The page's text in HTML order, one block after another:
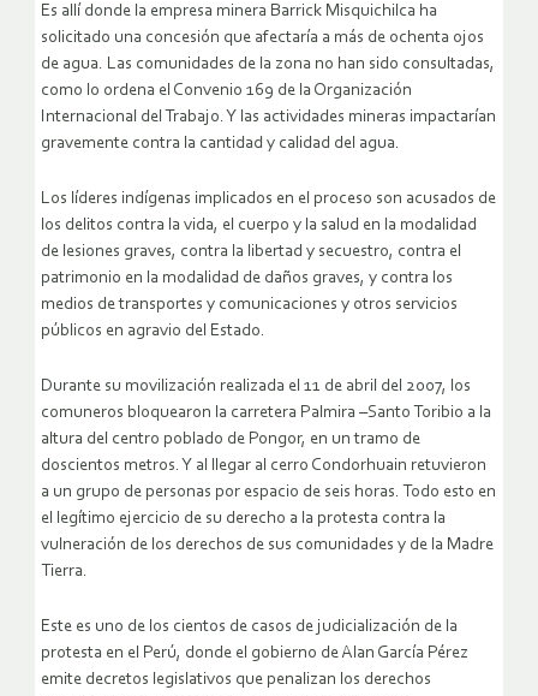
Es allí donde la empresa minera Barrick Misquichilca ha
solicitado una concesión que afectaría a más de ochenta ojos
de agua. Las comunidades de la zona no han sido consultadas,
como lo ordena el Convenio 169 de la Organización
Internacional del Trabajo. Y las actividades mineras impactarían
gravemente contra la cantidad y calidad del agua.
Los líderes indígenas implicados en el proceso son acusados de
los delitos contra la vida, el cuerpo y la salud en la modalidad
de lesiones graves, contra la libertad y secuestro, contra el
patrimonio en la modalidad de daños graves, y contra los
medios de transportes y comunicaciones y otros servicios
públicos en agravio del Estado.
Durante su movilización realizada el 11 de abril del 2007, los
comuneros bloquearon la carretera Palmira –Santo Toribio a la
altura del centro poblado de Pongor, en un tramo de
doscientos metros. Y al llegar al cerro Condorhuain retuvieron
a un grupo de personas por espacio de seis horas. Todo esto en
el legítimo ejercicio de su derecho a la protesta contra la
vulneración de los derechos de sus comunidades y de la Madre
Tierra.
Este es uno de los cientos de casos de judicialización de la
protesta en el Perú, donde el gobierno de Alan García Pérez
emite decretos legislativos que penalizan los derechos